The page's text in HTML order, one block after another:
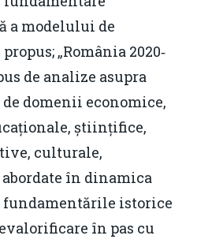
a modelului de
„România 2020‐
de analize asupra
domenii economice,
științifice,
culturale,
în dinamica
fundamentările istorice
în pas cu
Soluții de
IMM
Rolul băncilor în
IMM
Redresare vs.
Fiscalitate pentru o
Durabilă
Video Forum Marea
predictibilitate,
concurență.
Contact
Daniel Apostol
Email: